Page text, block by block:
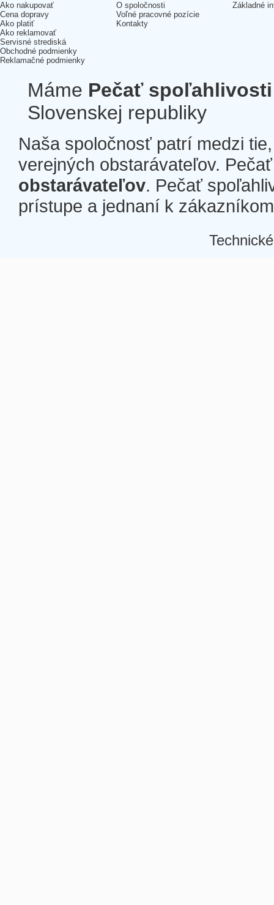
Ako nakupovať
Cena dopravy
Ako platiť
Ako reklamovať
Servisné strediská
Obchodné podmienky
Reklamačné podmienky
O spoločnosti
Voľné pracovné pozície
Kontakty
Základné
Máme Pečať spoľahlivosti
Slovenskej republiky
Naša spoločnosť patrí medzi
verejných obstarávateľov.
obstarávateľov. Pečať
prístupe a jednaní k